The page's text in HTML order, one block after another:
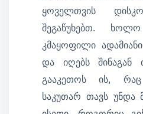
ყოველთვის
შეგაწუხებთ.
კმაყოფილი
და იღებს შინაგან
გააკეთოს ის,
საკუთარ თავს უნდა